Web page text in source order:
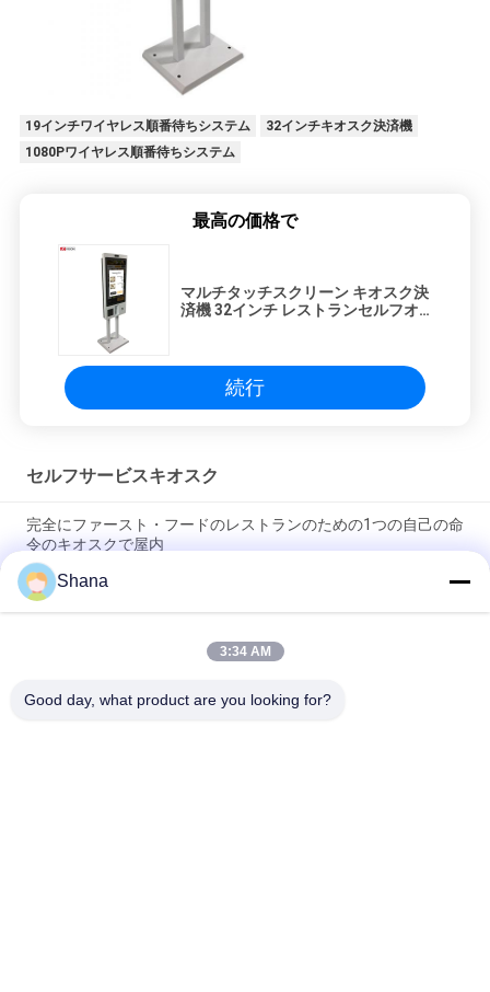
19インチワイヤレス順番待ちシステム
32インチキオスク決済機
1080Pワイヤレス順番待ちシステム
最高の価格で
マルチタッチスクリーン キオスク決
済機 32インチ レストランセルフオ
続行
セルフサービスキオスク
完全にファースト・フードのレストランのための1つの自己の命
令のキオスクで屋内
JCVISIONセルフサービスキオスク タッチスクリーンバーコード
スキャナー セルフオーダーキオスク
19インチ 21.5インチ キュー管理キオスク、静電容量式LCDタッ
Shana
3:34 AM
Good day, what product are you looking for?